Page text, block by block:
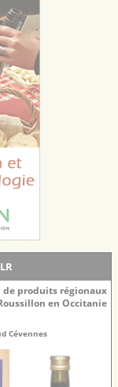
de produits régionaux
en Occitanie
Cévennes